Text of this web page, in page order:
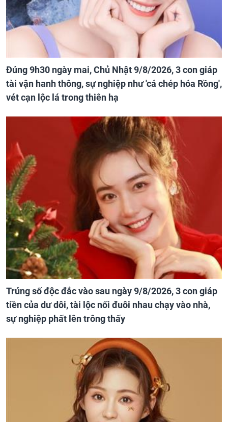
Đúng 9h30 ngày mai, Chủ Nhật 9/8/2026, 3 con giáp
tài vận hanh thông, sự nghiệp như 'cá chép hóa Rồng',
vét cạn lộc lá trong thiên hạ
Trúng số độc đắc vào sau ngày 9/8/2026, 3 con giáp
tiền của dư dôi, tài lộc nối đuôi nhau chạy vào nhà,
sự nghiệp phất lên trông thấy